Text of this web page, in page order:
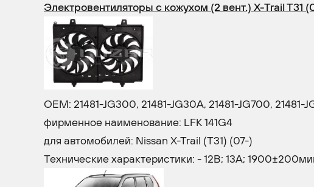
Электровентиляторы с кожухом (2 вент.) X-Trail T31
OEM: 21481-JG300, 21481-JG30A, 21481-JG700, 21481-
фирменное наименование: LFK 141G4
для автомобилей: Nissan X-Trail (T31) (07-)
Технические характеристики: - 12В; 13A;